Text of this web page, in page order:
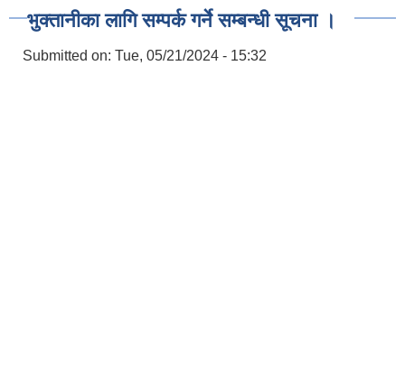
भुक्तानीका लागि सम्पर्क गर्ने सम्बन्धी सूचना ।
Submitted on: Tue, 05/21/2024 - 15:32